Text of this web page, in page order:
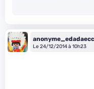
Le 24/12/2014 à 10h23